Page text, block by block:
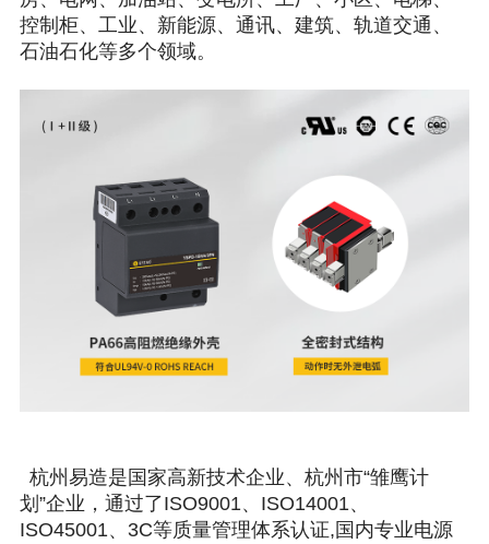
控制柜、工业、新能源、通讯、建筑、轨道交通、
石油石化等多个领域。
杭州易造是国家高新技术企业、杭州市“雏鹰计
划”企业，通过了ISO9001、ISO14001、
ISO45001、3C等质量管理体系认证,国内专业电源